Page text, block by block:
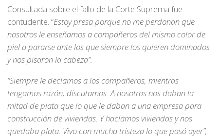
Consultada sobre el fallo de la Corte Suprema fue
contudente. “Estoy presa porque no me perdonan que
nosotros le enseñamos a compañeros del mismo color de
piel a pararse ante los que siempre los quieren dominados
y nos pisaron la cabeza”.
“Siempre le decíamos a los compañeros, mientras
tengamos razón, discutamos. A nosotros nos daban la
mitad de plata que lo que le daban a una empresa para
construcción de viviendas. Y hacíamos viviendas y nos
quedaba plata. Vivo con mucha tristeza lo que pasó ayer”,